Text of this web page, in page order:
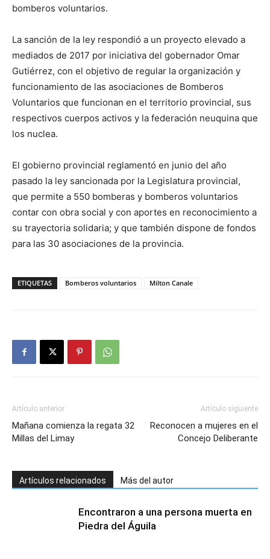
bomberos voluntarios.
La sanción de la ley respondió a un proyecto elevado a
mediados de 2017 por iniciativa del gobernador Omar
Gutiérrez, con el objetivo de regular la organización y
funcionamiento de las asociaciones de Bomberos
Voluntarios que funcionan en el territorio provincial, sus
respectivos cuerpos activos y la federación neuquina que
los nuclea.
El gobierno provincial reglamentó en junio del año
pasado la ley sancionada por la Legislatura provincial,
que permite a 550 bomberas y bomberos voluntarios
contar con obra social y con aportes en reconocimiento a
su trayectoria solidaria; y que también dispone de fondos
para las 30 asociaciones de la provincia.
ETIQUETAS Bomberos voluntarios Milton Canale
Artículo anterior
Mañana comienza la regata 32
Millas del Limay
Artículo siguiente
Reconocen a mujeres en el
Concejo Deliberante
Artículos relacionados Más del autor
Encontraron a una persona muerta en
Piedra del Águila